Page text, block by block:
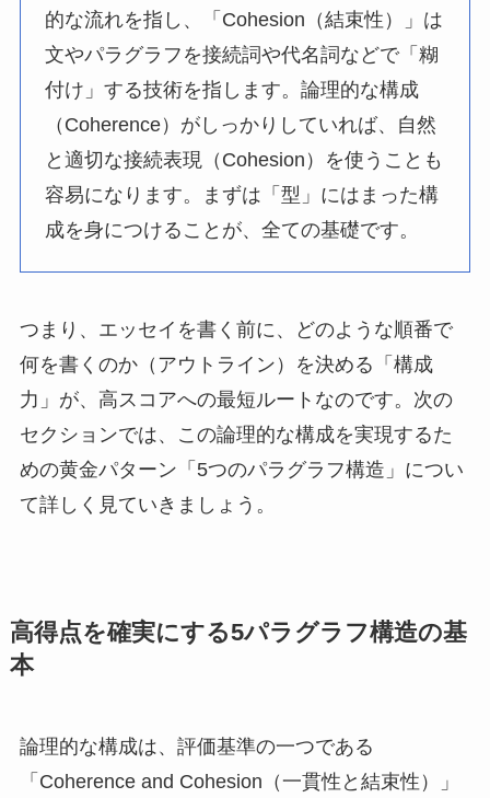
的な流れを指し、「Cohesion（結束性）」は
文やパラグラフを接続詞や代名詞などで「糊
付け」する技術を指します。論理的な構成
（Coherence）がしっかりしていれば、自然
と適切な接続表現（Cohesion）を使うことも
容易になります。まずは「型」にはまった構
成を身につけることが、全ての基礎です。
つまり、エッセイを書く前に、どのような順番で
何を書くのか（アウトライン）を決める「構成
力」が、高スコアへの最短ルートなのです。次の
セクションでは、この論理的な構成を実現するた
めの黄金パターン「5つのパラグラフ構造」につい
て詳しく見ていきましょう。
高得点を確実にする5パラグラフ構造の基
本
論理的な構成は、評価基準の一つである
「Coherence and Cohesion（一貫性と結束性）」